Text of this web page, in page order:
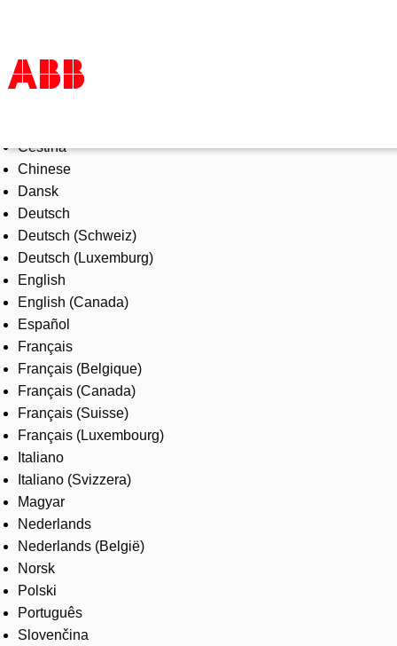
Produkte und Leistungen
Branchenlösungen
Service
Über uns
Vertriebspartner finden
Kontakt
Karriere
Čeština
Chinese
Dansk
Deutsch
Deutsch (Schweiz)
Deutsch (Luxemburg)
English
English (Canada)
Español
Français
Français (Belgique)
Français (Canada)
Français (Suisse)
Français (Luxembourg)
Italiano
Italiano (Svizzera)
Magyar
Nederlands
Nederlands (België)
Norsk
Polski
Português
Slovenčina